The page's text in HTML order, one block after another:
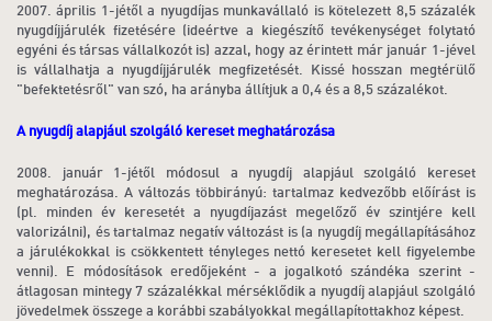
2007. április 1-jétől a nyugdíjas munkavállaló is kötelezett 8,5 százalék
nyugdíjjárulék fizetésére (ideértve a kiegészítő tevékenységet folytató
egyéni és társas vállalkozót is) azzal, hogy az érintett már január 1-jével
is vállalhatja a nyugdíjjárulék megfizetését. Kissé hosszan megtérülő
"befektetésről" van szó, ha arányba állítjuk a 0,4 és a 8,5 százalékot.
A nyugdíj alapjául szolgáló kereset meghatározása
2008. január 1-jétől módosul a nyugdíj alapjául szolgáló kereset
meghatározása. A változás többirányú: tartalmaz kedvezőbb előírást is
(pl. minden év keresetét a nyugdíjazást megelőző év szintjére kell
valorizálni), és tartalmaz negatív változást is (a nyugdíj megállapításához
a járulékokkal is csökkentett tényleges nettó keresetet kell figyelembe
venni). E módosítások eredőjeként - a jogalkotó szándéka szerint -
átlagosan mintegy 7 százalékkal mérséklődik a nyugdíj alapjául szolgáló
jövedelmek összege a korábbi szabályokkal megállapítottakhoz képest.